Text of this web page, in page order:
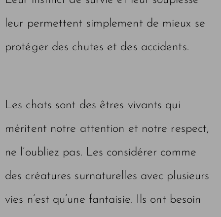
leur permettent simplement de mieux se
protéger des chutes et des accidents.
Les chats sont des êtres vivants qui
méritent notre attention et notre respect,
ne l’oubliez pas. Les considérer comme
des créatures surnaturelles avec plusieurs
vies n’est qu’une fantaisie. Ils ont besoin